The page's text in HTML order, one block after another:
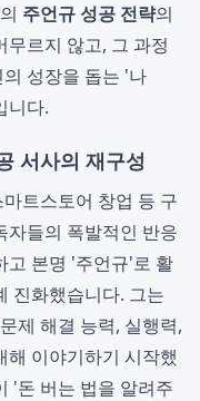
주언규 성공 전략의
르지 않고, 그 과정
성장을 돕는 '나
니다.
서사의 재구성
트스토어 창업 등 구
자들의 폭발적인 반응
고 본명 '주언규'로 활
진화했습니다. 그는
제 해결 능력, 실행력,
해 이야기하기 시작했
'돈 버는 법을 알려주